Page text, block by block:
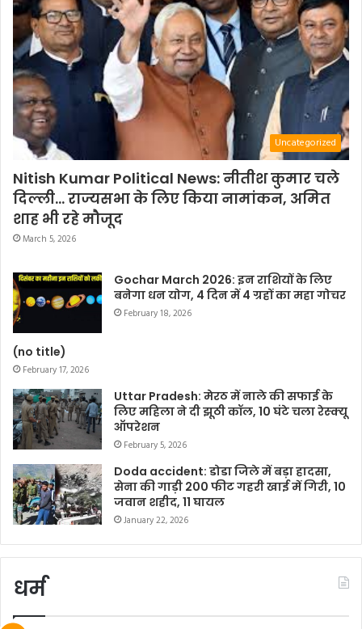
Uncategorized
Nitish Kumar Political News: नीतीश कुमार चले
दिल्ली… राज्यसभा के लिए किया नामांकन, अमित
शाह भी रहे मौजूद
March 5, 2026
Gochar March 2026: इन राशियों के लिए
बनेगा धन योग, 4 दिन में 4 ग्रहों का महा गोचर
February 18, 2026
(no title)
February 17, 2026
Uttar Pradesh: मेरठ में नाले की सफाई के
लिए महिला ने दी झूठी कॉल, 10 घंटे चला रेस्क्यू
ऑपरेशन
February 5, 2026
Doda accident: डोडा जिले में बड़ा हादसा,
सेना की गाड़ी 200 फीट गहरी खाई में गिरी, 10
जवान शहीद, 11 घायल
January 22, 2026
धर्म